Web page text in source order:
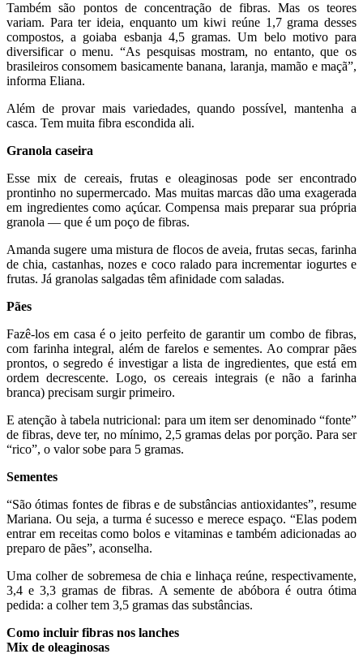
Também são pontos de concentração de fibras. Mas os teores
variam. Para ter ideia, enquanto um kiwi reúne 1,7 grama desses
compostos, a goiaba esbanja 4,5 gramas. Um belo motivo para
diversificar o menu. “As pesquisas mostram, no entanto, que os
brasileiros consomem basicamente banana, laranja, mamão e maçã”,
informa Eliana.
Além de provar mais variedades, quando possível, mantenha a
casca. Tem muita fibra escondida ali.
Granola caseira
Esse mix de cereais, frutas e oleaginosas pode ser encontrado
prontinho no supermercado. Mas muitas marcas dão uma exagerada
em ingredientes como açúcar. Compensa mais preparar sua própria
granola — que é um poço de fibras.
Amanda sugere uma mistura de flocos de aveia, frutas secas, farinha
de chia, castanhas, nozes e coco ralado para incrementar iogurtes e
frutas. Já granolas salgadas têm afinidade com saladas.
Pães
Fazê-los em casa é o jeito perfeito de garantir um combo de fibras,
com farinha integral, além de farelos e sementes. Ao comprar pães
prontos, o segredo é investigar a lista de ingredientes, que está em
ordem decrescente. Logo, os cereais integrais (e não a farinha
branca) precisam surgir primeiro.
E atenção à tabela nutricional: para um item ser denominado “fonte”
de fibras, deve ter, no mínimo, 2,5 gramas delas por porção. Para ser
“rico”, o valor sobe para 5 gramas.
Sementes
“São ótimas fontes de fibras e de substâncias antioxidantes”, resume
Mariana. Ou seja, a turma é sucesso e merece espaço. “Elas podem
entrar em receitas como bolos e vitaminas e também adicionadas ao
preparo de pães”, aconselha.
Uma colher de sobremesa de chia e linhaça reúne, respectivamente,
3,4 e 3,3 gramas de fibras. A semente de abóbora é outra ótima
pedida: a colher tem 3,5 gramas das substâncias.
Como incluir fibras nos lanches
Mix de oleaginosas